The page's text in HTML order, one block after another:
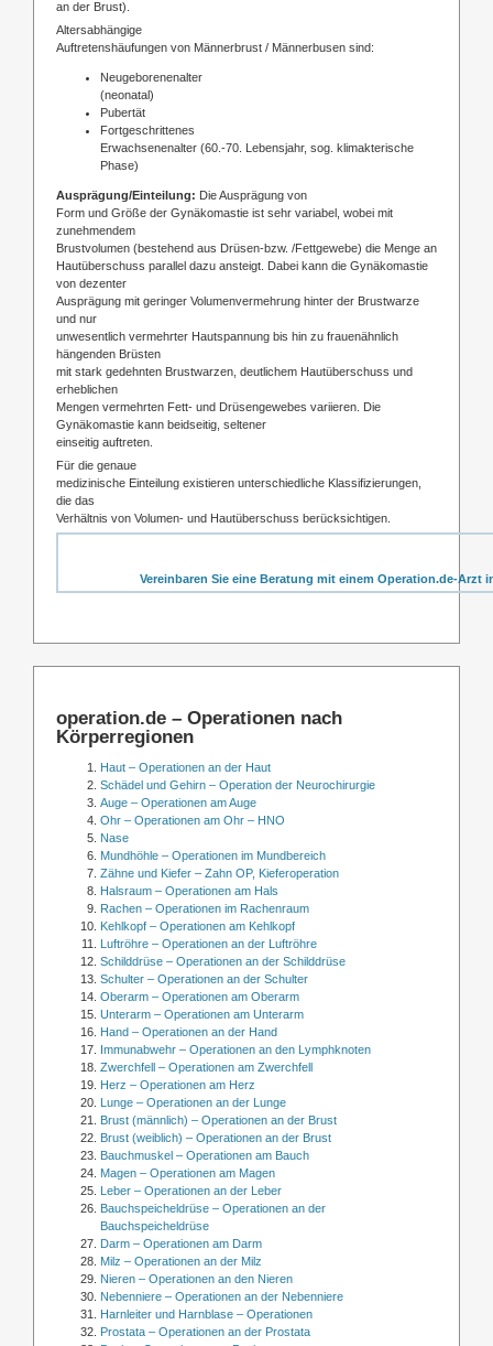
an der Brust).
Altersabhängige
Auftretenshäufungen von Männerbrust / Männerbusen sind:
Neugeborenenalter
(neonatal)
Pubertät
Fortgeschrittenes
Erwachsenenalter (60.-70. Lebensjahr, sog. klimakterische
Phase)
Ausprägung/Einteilung: Die Ausprägung von
Form und Größe der Gynäkomastie ist sehr variabel, wobei mit
zunehmendem
Brustvolumen (bestehend aus Drüsen-bzw. /Fettgewebe) die Menge an
Hautüberschuss parallel dazu ansteigt. Dabei kann die Gynäkomastie
von dezenter
Ausprägung mit geringer Volumenvermehrung hinter der Brustwarze
und nur
unwesentlich vermehrter Hautspannung bis hin zu frauenähnlich
hängenden Brüsten
mit stark gedehnten Brustwarzen, deutlichem Hautüberschuss und
erheblichen
Mengen vermehrten Fett- und Drüsengewebes variieren. Die
Gynäkomastie kann beidseitig, seltener
einseitig auftreten.
Für die genaue
medizinische Einteilung existieren unterschiedliche Klassifizierungen,
die das
Verhältnis von Volumen- und Hautüberschuss berücksichtigen.
Vereinbaren Sie eine Beratung mit einem Operation.de-Arzt
operation.de – Operationen nach
Körperregionen
Haut – Operationen an der Haut
Schädel und Gehirn – Operation der Neurochirurgie
Auge – Operationen am Auge
Ohr – Operationen am Ohr – HNO
Nase
Mundhöhle – Operationen im Mundbereich
Zähne und Kiefer – Zahn OP, Kieferoperation
Halsraum – Operationen am Hals
Rachen – Operationen im Rachenraum
Kehlkopf – Operationen am Kehlkopf
Luftröhre – Operationen an der Luftröhre
Schilddrüse – Operationen an der Schilddrüse
Schulter – Operationen an der Schulter
Oberarm – Operationen am Oberarm
Unterarm – Operationen am Unterarm
Hand – Operationen an der Hand
Immunabwehr – Operationen an den Lymphknoten
Zwerchfell – Operationen am Zwerchfell
Herz – Operationen am Herz
Lunge – Operationen an der Lunge
Brust (männlich) – Operationen an der Brust
Brust (weiblich) – Operationen an der Brust
Bauchmuskel – Operationen am Bauch
Magen – Operationen am Magen
Leber – Operationen an der Leber
Bauchspeicheldrüse – Operationen an der
Bauchspeicheldrüse
Darm – Operationen am Darm
Milz – Operationen an der Milz
Nieren – Operationen an den Nieren
Nebenniere – Operationen an der Nebenniere
Harnleiter und Harnblase – Operationen
Prostata – Operationen an der Prostata